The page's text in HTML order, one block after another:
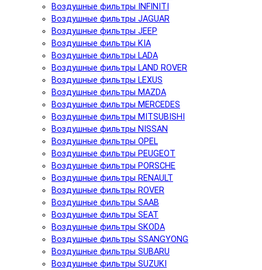
Воздушные фильтры INFINITI
Воздушные фильтры JAGUAR
Воздушные фильтры JEEP
Воздушные фильтры KIA
Воздушные фильтры LADA
Воздушные фильтры LAND ROVER
Воздушные фильтры LEXUS
Воздушные фильтры MAZDA
Воздушные фильтры MERCEDES
Воздушные фильтры MITSUBISHI
Воздушные фильтры NISSAN
Воздушные фильтры OPEL
Воздушные фильтры PEUGEOT
Воздушные фильтры PORSCHE
Воздушные фильтры RENAULT
Воздушные фильтры ROVER
Воздушные фильтры SAAB
Воздушные фильтры SEAT
Воздушные фильтры SKODA
Воздушные фильтры SSANGYONG
Воздушные фильтры SUBARU
Воздушные фильтры SUZUKI